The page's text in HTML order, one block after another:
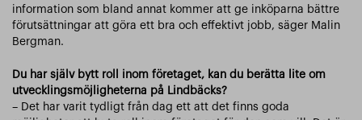
information som bland annat kommer att ge inköparna bättre
förutsättningar att göra ett bra och effektivt jobb, säger Malin
Bergman.
Du har själv bytt roll inom företaget, kan du berätta lite om
utvecklingsmöjligheterna på Lindbäcks?
– Det har varit tydligt från dag ett att det finns goda